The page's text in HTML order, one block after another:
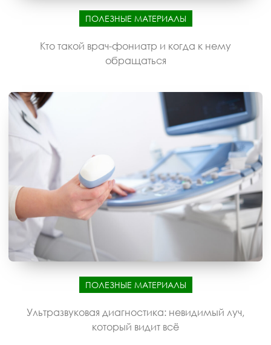
ПОЛЕЗНЫЕ МАТЕРИАЛЫ
Кто такой врач-фониатр и когда к нему
обращаться
ПОЛЕЗНЫЕ МАТЕРИАЛЫ
Ультразвуковая диагностика: невидимый луч,
который видит всё